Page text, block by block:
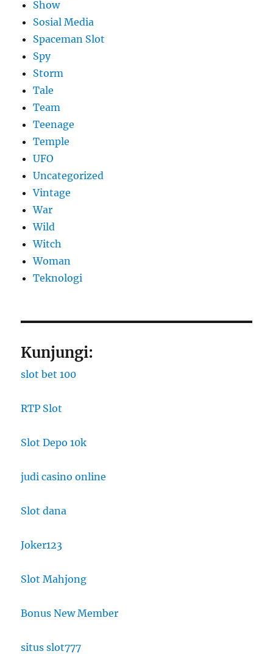
Show
Sosial Media
Spaceman Slot
Spy
Storm
Tale
Team
Teenage
Temple
UFO
Uncategorized
Vintage
War
Wild
Witch
Woman
​Teknologi
Kunjungi:
slot bet 100
RTP Slot
Slot Depo 10k
judi casino online
Slot dana
Joker123
Slot Mahjong
Bonus New Member
situs slot777